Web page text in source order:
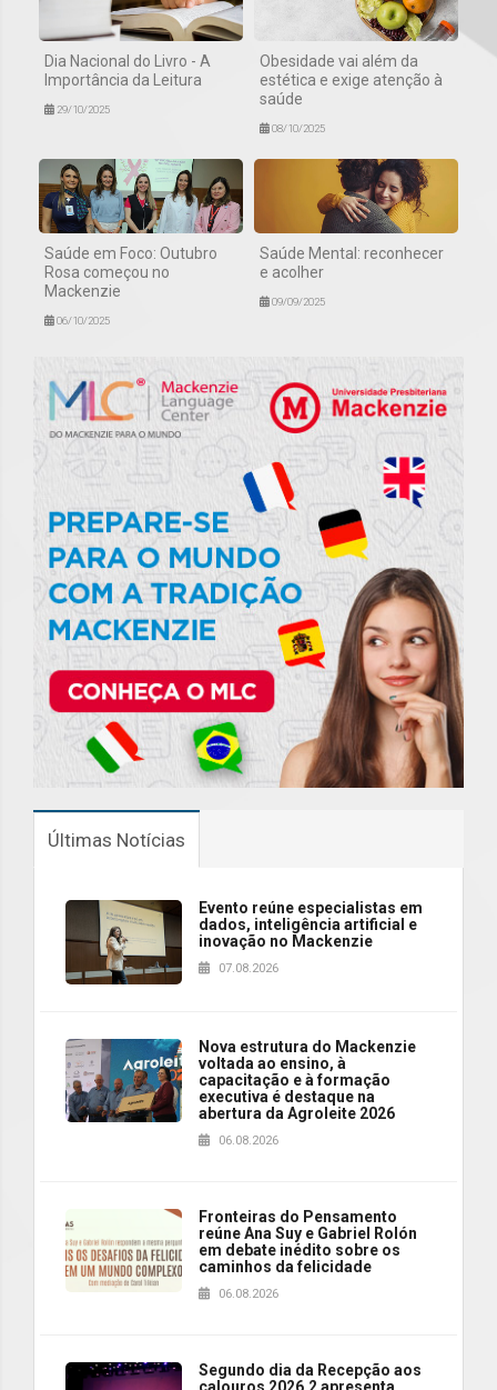
Dia Nacional do Livro - A
Importância da Leitura
29/10/2025
Obesidade vai além da
estética e exige atenção à
saúde
08/10/2025
Saúde em Foco: Outubro
Rosa começou no
Mackenzie
06/10/2025
Saúde Mental: reconhecer
e acolher
09/09/2025
Últimas Notícias
Evento reúne especialistas em
dados, inteligência artificial e
inovação no Mackenzie
07.08.2026
Nova estrutura do Mackenzie
voltada ao ensino, à
capacitação e à formação
executiva é destaque na
abertura da Agroleite 2026
06.08.2026
Fronteiras do Pensamento
reúne Ana Suy e Gabriel Rolón
em debate inédito sobre os
caminhos da felicidade
06.08.2026
Segundo dia da Recepção aos
calouros 2026.2 apresenta